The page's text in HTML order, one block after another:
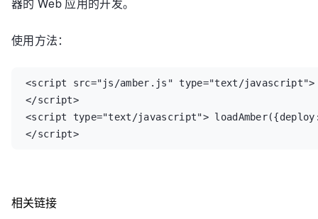
使用方法：
<script src="js/amber.js" type="text/javascript">
</script>
<script type="text/javascript">
</script>
相关链接